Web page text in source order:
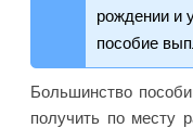
рождении и
пособие
Большинство
получить по месту